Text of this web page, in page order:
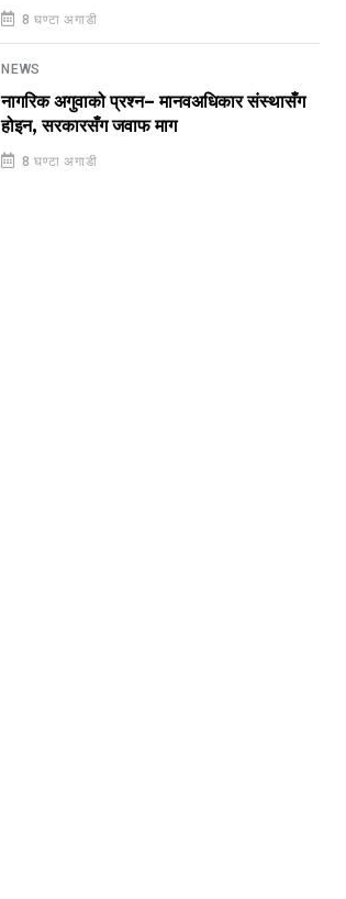
8 घण्टा अगाडी
NEWS
नागरिक अगुवाको प्रश्न– मानवअधिकार संस्थासँग
होइन, सरकारसँग जवाफ माग
8 घण्टा अगाडी